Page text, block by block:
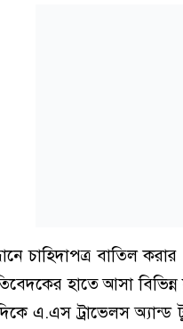
চাহিদাপত্র বাতিল
হাতে আসা
এ.এস ট্রাভেলস